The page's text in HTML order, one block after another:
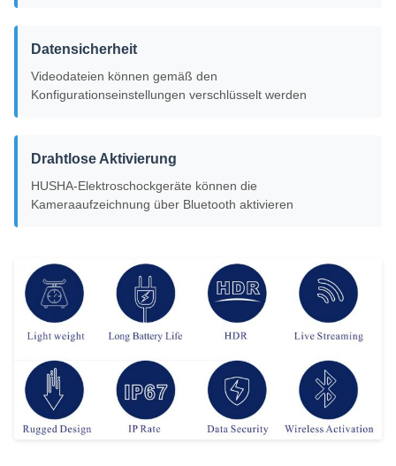
Datensicherheit
Videodateien können gemäß den
Konfigurationseinstellungen verschlüsselt werden
Drahtlose Aktivierung
HUSHA-Elektroschockgeräte können die
Kameraaufzeichnung über Bluetooth aktivieren